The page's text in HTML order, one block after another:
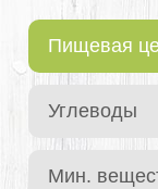
Пищевая
Углеводы
Мин.